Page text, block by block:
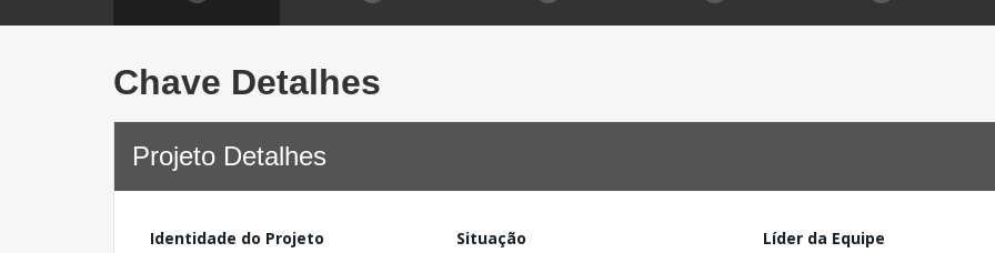
Chave Detalhes
Projeto Detalhes
Identidade do Projeto
Situação
Líder da Equipe